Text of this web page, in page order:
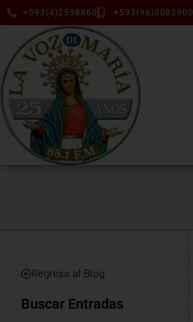
+593(4)2598860 +593(96)0082900
Regresa al Blog
Buscar Entradas